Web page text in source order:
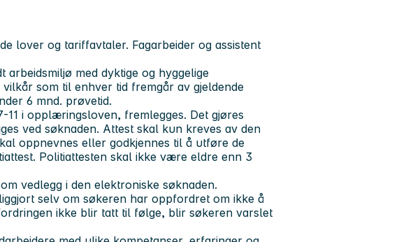
lover og tariffavtaler. Fagarbeider og assistent
arbeidsmiljø med dyktige og hyggelige
som til enhver tid fremgår av gjeldende
6 mnd. prøvetid.
11 i opplæringsloven, fremlegges. Det gjøres
ved søknaden. Attest skal kun kreves av den
oppnevnes eller godkjennes til å utføre de
Politiattesten skal ikke være eldre enn 3
vedlegg i den elektroniske søknaden.
selv om søkeren har oppfordret om ikke å
ikke blir tatt til følge, blir søkeren varslet